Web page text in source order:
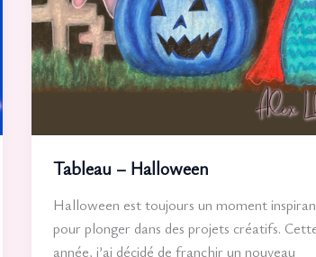
Tableau – Halloween
Halloween est toujours un moment
pour plonger dans des projets créatifs.
année, j’ai décidé de franchir un nouveau